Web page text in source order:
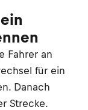
Fahrer an
für ein
Danach
Strecke.